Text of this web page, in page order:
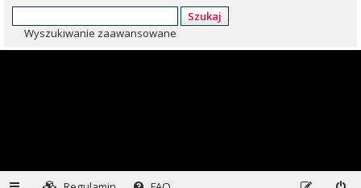
Szukaj
Wyszukiwanie zaawansowane